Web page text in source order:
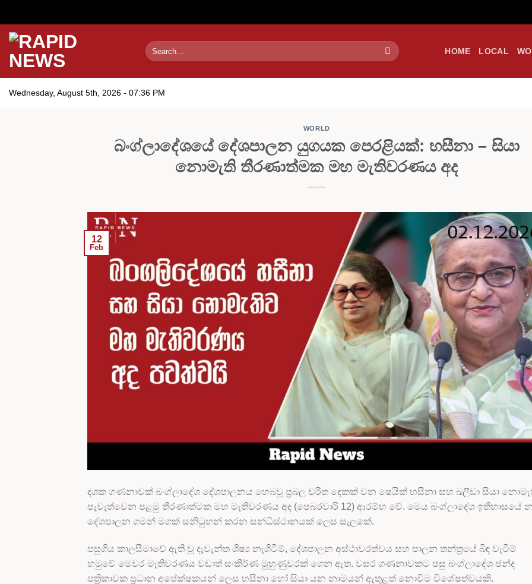
Skip
content
HOME LOCAL
Wednesday, August 5th, 2026 - 07:36 PM
WORLD
බංග්ලාදේශයේ දේශපාලන යුගයක පෙරළියක්: හසීනා – සියා
නොමැති තීරණාත්මක මහ මැතිවරණය අද
12
Feb
දශක ගණනාවක් බංග්ලාදේශ දේශපාලනය හෙබවූ ප්‍රබල චරිත දෙකක් වන ෂෙයික් හසීනා සහ ඛලීඩා සියා
පැවැත්වෙන පළමු තීරණාත්මක මහ මැතිවරණය අද (පෙබරවාරි 12) ආරම්භ වේ. මෙය බංග්ලාදේශ ඉතිහාසයේ
දේශපාලන ගමන් මගක් සනිටුහන් කරන සන්ධිස්ථානයක් ලෙස සැලකේ.
පසුගිය කාලසීමාවේ ඇති වූ දැවැන්ත ශිෂ්‍ය නැගිටීම්, දේශපාලන අස්ථාවරත්වය සහ පාලන තන්ත්‍රයේ බිඳ වැටීම්
හමුවේ මෙවර මැතිවරණය වඩාත් සංකීර්ණ මුහුණුවරක් ගෙන ඇත. වසර ගණනාවකට පසු බංග්ලාදේශ ඡන්ද
පත්‍රිකාවක ප්‍රධාන අපේක්ෂකයන් ලෙස හසීනා හෝ සියා යන නාමයන් ඇතුළත් නොවීම විශේෂත්වයකි.